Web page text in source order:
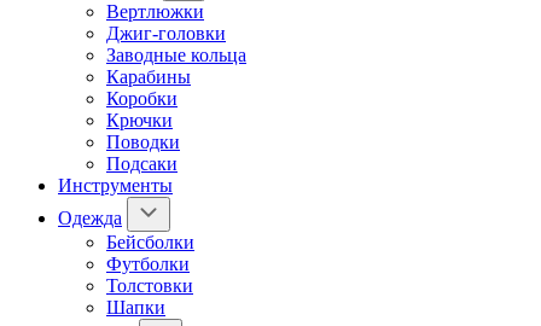
Вертлюжки
Джиг-головки
Заводные кольца
Карабины
Коробки
Крючки
Поводки
Подсаки
Инструменты
Одежда
Бейсболки
Футболки
Толстовки
Шапки